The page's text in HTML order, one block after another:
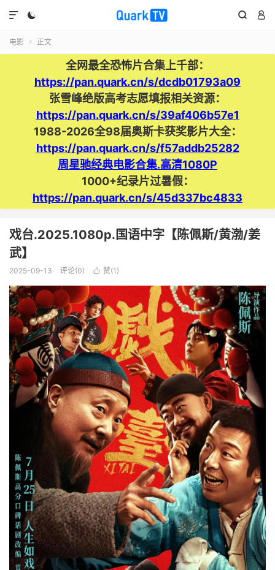
  

电影  正文
全网最全恐怖片合集上千部：
https://pan.quark.cn/s/dcdb01793a09
张雪峰绝版高考志愿填报相关资源：
https://pan.quark.cn/s/39af406b57e1
1988-2026全98届奥斯卡获奖影片大全：
https://pan.quark.cn/s/f57addb25282
周星驰经典电影合集.高清1080P
1000+纪录片过暑假：
https://pan.quark.cn/s/45d337bc4833
戏台.2025.1080p.国语中字【陈佩斯/黄渤/姜
武】
2025-09-13 评论(0)  赞(1 )